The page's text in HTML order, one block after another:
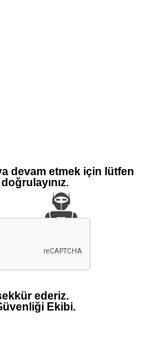
devam etmek için lütfen
doğrulayınız.
ederiz.
Ekibi.